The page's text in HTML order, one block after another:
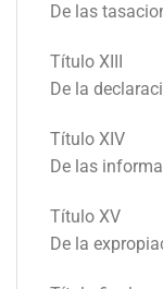
De las
Título XIII
De la
Título XIV
De las
Título XV
De la